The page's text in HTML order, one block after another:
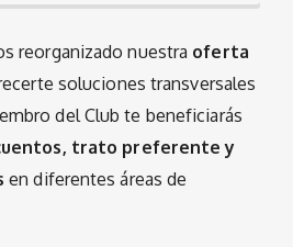
reorganizado nuestra oferta
soluciones transversales
del Club te beneficiarás
trato preferente y
en diferentes áreas de